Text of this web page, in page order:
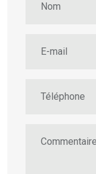
Nom
E-mail
Téléphone
Commentaire